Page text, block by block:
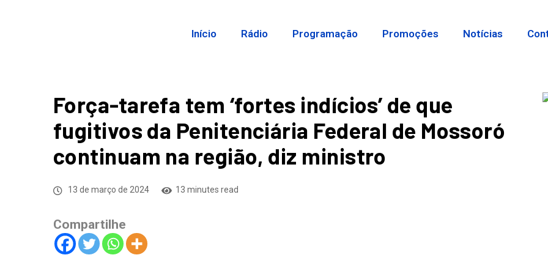
Início Rádio Programação Promoções Notícias
Força-tarefa tem ‘fortes indícios’ de que
fugitivos da Penitenciária Federal de Mossoró
continuam na região, diz ministro
13 de março de 2024 13 minutes read
Compartilhe